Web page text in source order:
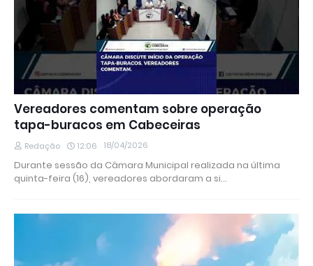
Vereadores comentam sobre operação
tapa-buracos em Cabeceiras
Redação 12:06 18/04/2026
Durante sessão da Câmara Municipal realizada na última
quinta-feira (16), vereadores abordaram a si…